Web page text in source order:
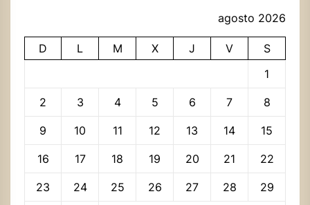
agosto 2026
D L M X J V
S
1
2 3 4 5 6 7 8
9 10 11 12 13 14 15
16 17 18 19 20 21 22
23 24 25 26 27 28 29